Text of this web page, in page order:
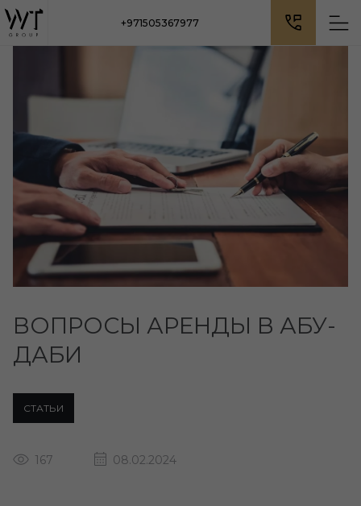
+971505367977
ВОПРОСЫ АРЕНДЫ В АБУ-
ДАБИ
СТАТЬИ
167 08.02.2024